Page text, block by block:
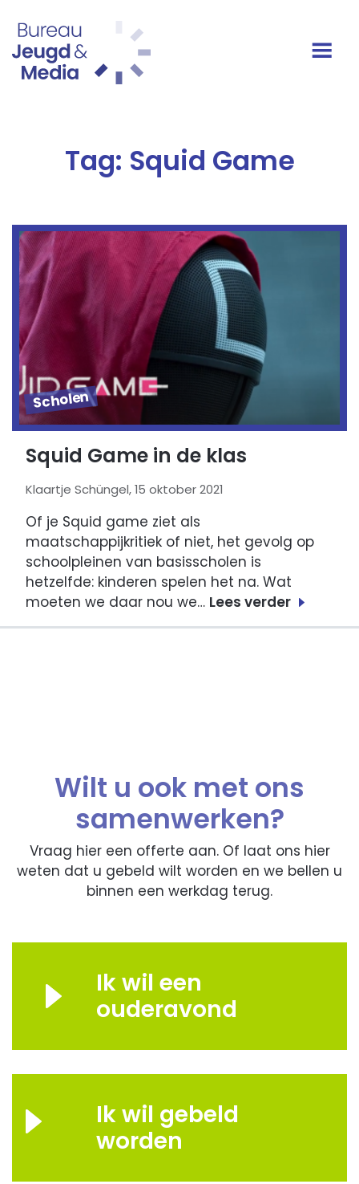
Hoofdnavigatie
Tag: Squid Game
Scholen
Squid Game in de klas
Klaartje Schüngel, 15 oktober 2021
Of je Squid game ziet als
maatschappijkritiek of niet, het gevolg op
schoolpleinen van basisscholen is
hetzelfde: kinderen spelen het na. Wat
moeten we daar nou we… Lees verder
Wilt u ook met ons
samenwerken?
Vraag hier een offerte aan. Of laat ons hier
weten dat u gebeld wilt worden en we bellen u
binnen een werkdag terug.
Ik wil een
ouderavond
Ik wil gebeld
worden